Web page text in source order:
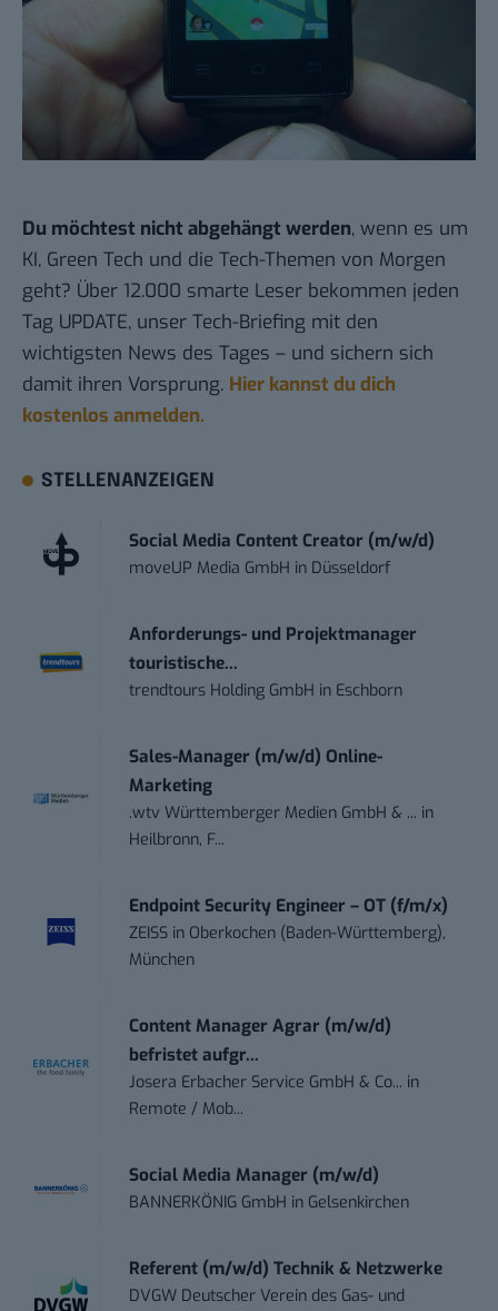
Du möchtest nicht abgehängt werden, wenn es um
KI, Green Tech und die Tech-Themen von Morgen
geht? Über 12.000 smarte Leser bekommen jeden
Tag UPDATE, unser Tech-Briefing mit den
wichtigsten News des Tages – und sichern sich
damit ihren Vorsprung. Hier kannst du dich
kostenlos anmelden.
STELLENANZEIGEN
Social Media Content Creator (m/w/d)
moveUP Media GmbH in Düsseldorf
Anforderungs- und Projektmanager
touristische...
trendtours Holding GmbH in Eschborn
Sales-Manager (m/w/d) Online-
Marketing
.wtv Württemberger Medien GmbH & ... in
Heilbronn, F...
Endpoint Security Engineer – OT (f/m/x)
ZEISS in Oberkochen (Baden-Württemberg),
München
Content Manager Agrar (m/w/d)
befristet aufgr...
Josera Erbacher Service GmbH & Co... in
Remote / Mob...
Social Media Manager (m/w/d)
BANNERKÖNIG GmbH in Gelsenkirchen
Referent (m/w/d) Technik & Netzwerke
DVGW Deutscher Verein des Gas- und